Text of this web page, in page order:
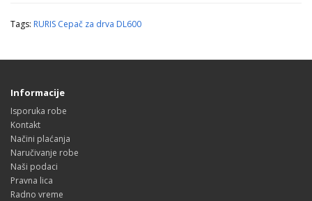
Tags: RURIS Cepač za drva DL600
Informacije
Isporuka robe
Kontakt
Načini plaćanja
Naručivanje robe
Naši podaci
Pravna lica
Radno vreme